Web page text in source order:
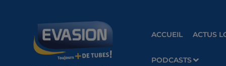
ACCUEIL ACTUS
PODCASTS